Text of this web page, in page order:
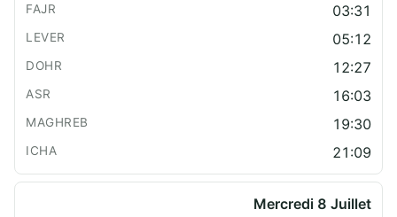
03:31
05:12
12:27
16:03
19:30
21:09
Mercredi 8 Juillet